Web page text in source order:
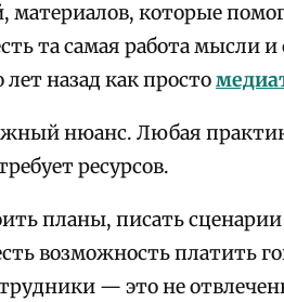
материалов, которые
та самая работа мысли
назад как просто
нюанс. Любая
ресурсов.
планы, писать
возможность платить
— это не